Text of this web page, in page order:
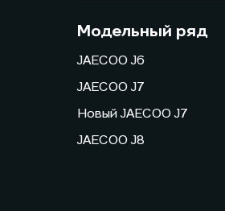
Модельный ряд
JAECOO J6
JAECOO J7
Новый JAECOO J7
JAECOO J8